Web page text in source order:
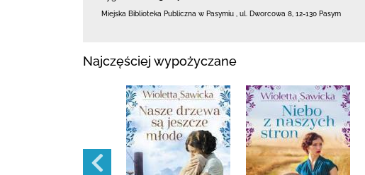
Miejska Biblioteka Publiczna w Pasymiu ul. Dworcowa 8 12-130 Pasym
Najczęściej wypożyczane